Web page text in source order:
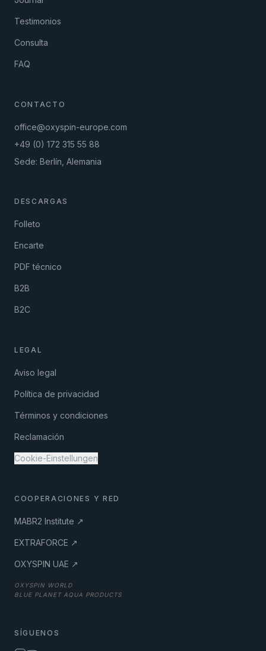
Testimonios
Consulta
FAQ
CONTACTO
office@oxyspin-europe.com
+49 (0) 172 315 55 88
Sede: Berlín, Alemania
DESCARGAS
Folleto
Encarte
PDF técnico
B2B
B2C
LEGAL
Aviso legal
Política de privacidad
Términos y condiciones
Reclamación
Cookie-Einstellungen
COOPERACIONES Y RED
MABR2 Institute ↗
EXTRAFORCE ↗
OXYSPIN UAE ↗
OXYSPIN WORLD
BLUE PLANET AQUA PRODUCTS
SÍGUENOS